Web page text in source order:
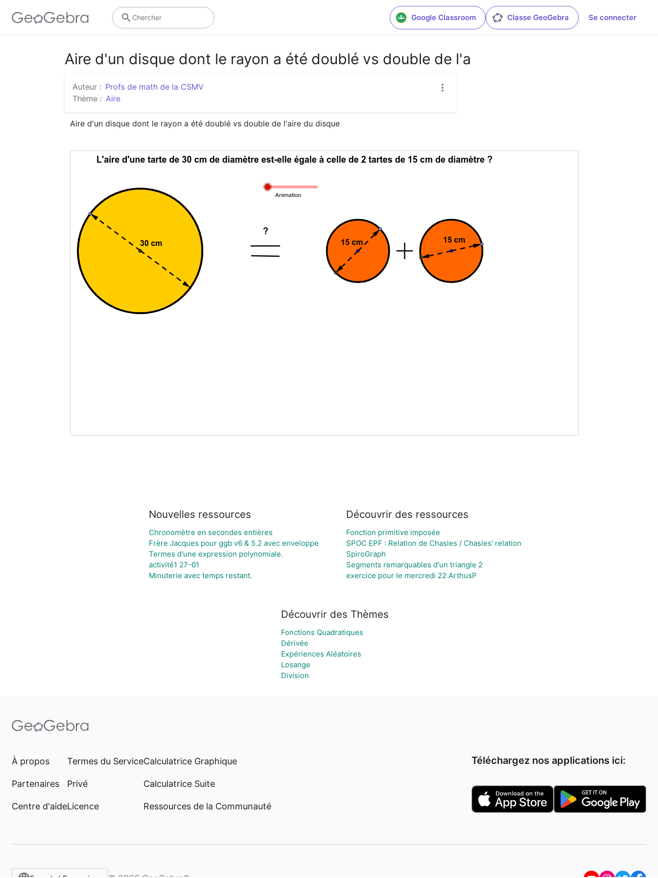
Google Classroom Classe GeoGebra Se connecter
Chercher
Aire d'un disque dont le rayon a été doublé vs double de l'a
Auteur : Profs de math de la CSMV
Thème : Aire
Aire d'un disque dont le rayon a été doublé vs double de l'aire du disque
Nouvelles ressources
Chronomètre en secondes entières
Frère Jacques pour ggb v6 & 5.2 avec enveloppe
Termes d'une expression polynomiale.
activité1 27-01
Minuterie avec temps restant.
Découvrir des ressources
Fonction primitive imposée
SPOC EPF : Relation de Chasles / Chasles' relation
SpiroGraph
Segments remarquables d'un triangle 2
exercice pour le mercredi 22 ArthusP
Découvrir des Thèmes
Fonctions Quadratiques
Dérivée
Expériences Aléatoires
Losange
Division
À propos
Partenaires
Centre d'aide
Termes du Service
Privé
Licence
Calculatrice Graphique
Calculatrice Suite
Ressources de la Communauté
Téléchargez nos applications ici: